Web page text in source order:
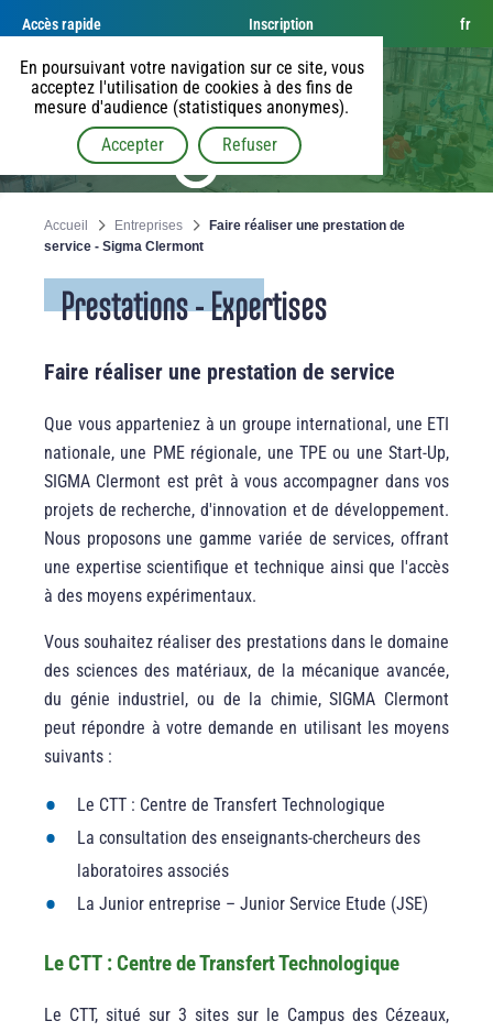
En poursuivant votre navigation sur ce site, vous
acceptez l'utilisation de cookies à des fins de
mesure d'audience (statistiques anonymes).
Accepter
Refuser
Accès rapide Inscription fr
Accueil Entreprises
Faire réaliser une prestation de
service - Sigma Clermont
Prestations - Expertises
Faire réaliser une prestation de service
Que vous apparteniez à un groupe international, une ETI
nationale, une PME régionale, une TPE ou une Start-Up,
SIGMA Clermont est prêt à vous accompagner dans vos
projets de recherche, d'innovation et de développement.
Nous proposons une gamme variée de services, offrant
une expertise scientifique et technique ainsi que l'accès
à des moyens expérimentaux.
Vous souhaitez réaliser des prestations dans le domaine
des sciences des matériaux, de la mécanique avancée,
du génie industriel, ou de la chimie, SIGMA Clermont
peut répondre à votre demande en utilisant les moyens
suivants :
Le CTT : Centre de Transfert Technologique
La consultation des enseignants-chercheurs des
laboratoires associés
La Junior entreprise – Junior Service Etude (JSE)
Le CTT : Centre de Transfert Technologique
Le CTT, situé sur 3 sites sur le Campus des Cézeaux,